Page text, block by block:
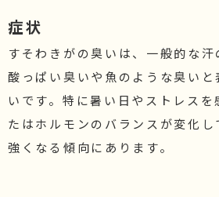
症状
すそわきがの臭いは、一般的な汗
酸っぱい臭いや魚のような臭い
いです。特に暑い日やストレスを
たはホルモンのバランスが変化
強くなる傾向にあります。